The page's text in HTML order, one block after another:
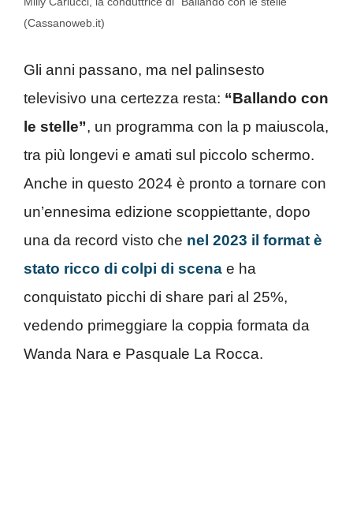
(Cassanoweb.it)
Gli anni passano, ma nel palinsesto
televisivo una certezza resta: “Ballando con
le stelle”, un programma con la p maiuscola,
tra più longevi e amati sul piccolo schermo.
Anche in questo 2024 è pronto a tornare con
un’ennesima edizione scoppiettante, dopo
una da record visto che nel 2023 il format è
stato ricco di colpi di scena e ha
conquistato picchi di share pari al 25%,
vedendo primeggiare la coppia formata da
Wanda Nara e Pasquale La Rocca.